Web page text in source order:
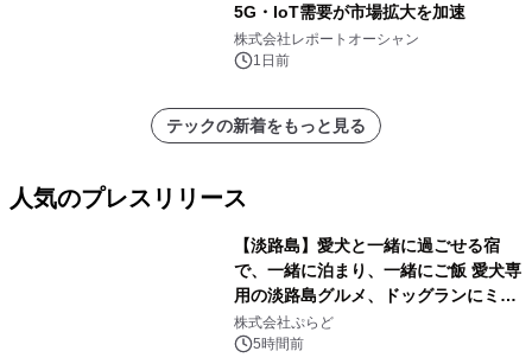
5G・IoT需要が市場拡大を加速
株式会社レポートオーシャン
1日前
テックの新着をもっと見る
人気のプレスリリース
【淡路島】愛犬と一緒に過ごせる宿
で、一緒に泊まり、一緒にご飯 愛犬専
用の淡路島グルメ、ドッグランにミニ
プール グランピングとトレーラーハウ
スの2施設で
株式会社ぷらど
5時間前